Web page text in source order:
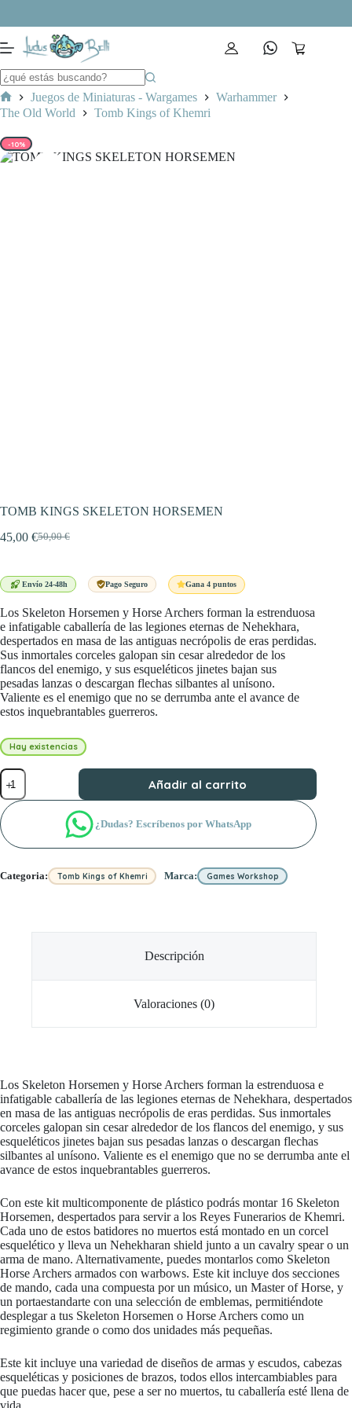
contenido
Carro
Inicio
Juegos de Miniaturas - Wargames
Warhammer
The Old World
Tomb Kings of Khemri
-10%
TOMB KINGS SKELETON HORSEMEN
50,00€
El
era:
45,00 €El
es:
Envío 24-48h Pago Seguro Gana 4 puntos
Los Skeleton Horsemen y Horse Archers forman la estrenduosa
e infatigable caballería de las legiones eternas de Nehekhara,
despertados en masa de las antiguas necrópolis de eras perdidas.
Sus inmortales corceles galopan sin cesar alrededor de los
flancos del enemigo, y sus esqueléticos jinetes bajan sus
pesadas lanzas o descargan flechas silbantes al unísono.
Valiente es el enemigo que no se derrumba ante el avance de
estos inquebrantables guerreros.
Hay existencias
TOMB
KINGS
SKELETON
HORSEMEN
cantidad
Añadir al carrito
¿Dudas? Escríbenos por WhatsApp
Categoria: Tomb Kings of Khemri Marca: Games Workshop
Descripción
Valoraciones (0)
Los Skeleton Horsemen y Horse Archers forman la estrenduosa e
infatigable caballería de las legiones eternas de Nehekhara, despertados
en masa de las antiguas necrópolis de eras perdidas. Sus inmortales
corceles galopan sin cesar alrededor de los flancos del enemigo, y sus
esqueléticos jinetes bajan sus pesadas lanzas o descargan flechas
silbantes al unísono. Valiente es el enemigo que no se derrumba ante el
avance de estos inquebrantables guerreros.
Con este kit multicomponente de plástico podrás montar 16 Skeleton
Horsemen, despertados para servir a los Reyes Funerarios de Khemri.
Cada uno de estos batidores no muertos está montado en un corcel
esquelético y lleva un Nehekharan shield junto a un cavalry spear o un
arma de mano. Alternativamente, puedes montarlos como Skeleton
Horse Archers armados con warbows. Este kit incluye dos secciones
de mando, cada una compuesta por un músico, un Master of Horse, y
un portaestandarte con una selección de emblemas, permitiéndote
desplegar a tus Skeleton Horsemen o Horse Archers como un
regimiento grande o como dos unidades más pequeñas.
Este kit incluye una variedad de diseños de armas y escudos, cabezas
esqueléticas y posiciones de brazos, todos ellos intercambiables para
que puedas hacer que, pese a ser no muertos, tu caballería esté llena de